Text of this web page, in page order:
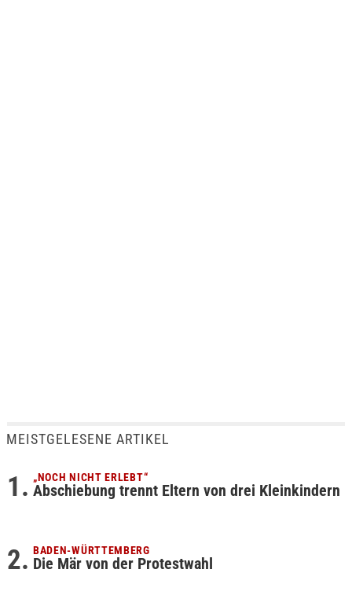
MEISTGELESENE ARTIKEL
„NOCH NICHT ERLEBT“
Abschiebung trennt Eltern von drei Kleinkindern
BADEN-WÜRTTEMBERG
Die Mär von der Protestwahl